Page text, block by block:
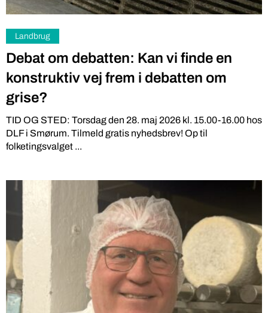
Landbrug
Debat om debatten: Kan vi finde en
konstruktiv vej frem i debatten om
grise?
TID OG STED: Torsdag den 28. maj 2026 kl. 15.00-16.00 hos
DLF i Smørum. Tilmeld gratis nyhedsbrev! Op til
folketingsvalget ...